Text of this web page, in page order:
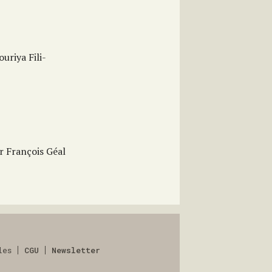
Fili-
François Géal
CGU Newsletter